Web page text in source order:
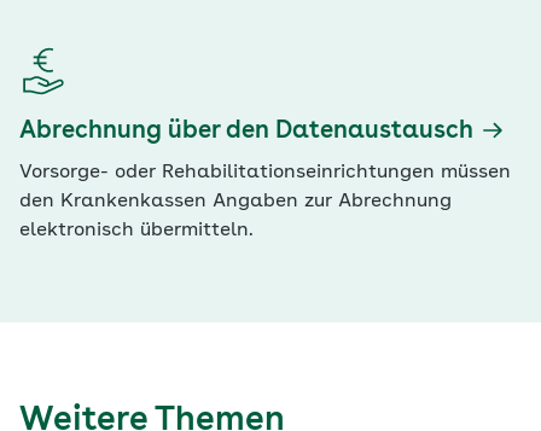
Abrechnung über den Datenaustausch
Vorsorge- oder Rehabilitationseinrichtungen müssen
den Krankenkassen Angaben zur Abrechnung
elektronisch übermitteln.
Weitere Themen